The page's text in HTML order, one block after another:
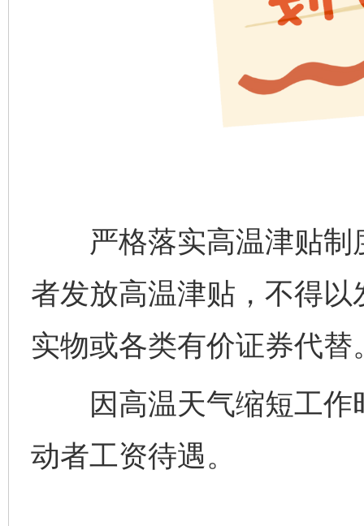
严格落实高温津贴制
者发放高温津贴，不得
实物或各类有价证券代替
因高温天气缩短工作
动者工资待遇。